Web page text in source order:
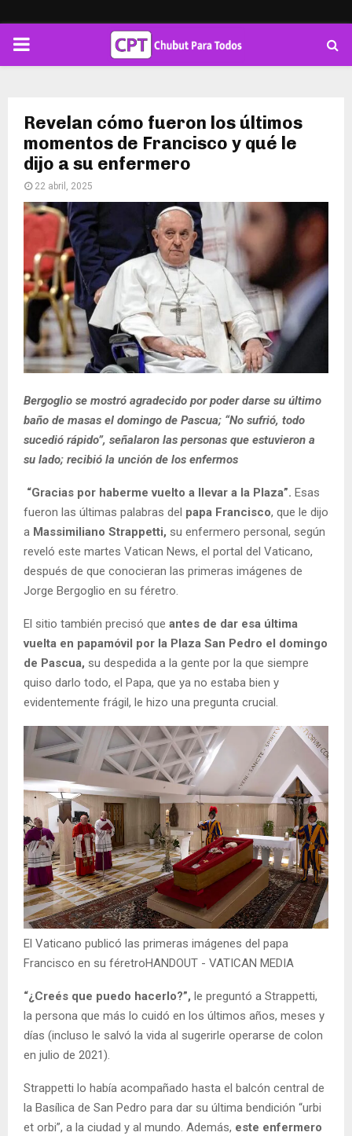
PRIMARY
Revelan cómo fueron los últimos
momentos de Francisco y qué le
dijo a su enfermero
22 abril, 2025
Bergoglio se mostró agradecido por poder darse su último
baño de masas el domingo de Pascua; “No sufrió, todo
sucedió rápido”, señalaron las personas que estuvieron a
su lado; recibió la unción de los enfermos
“Gracias por haberme vuelto a llevar a la Plaza”. Esas
fueron las últimas palabras del papa Francisco, que le dijo
a Massimiliano Strappetti, su enfermero personal, según
reveló este martes Vatican News, el portal del Vaticano,
después de que conocieran las primeras imágenes de
Jorge Bergoglio en su féretro.
El sitio también precisó que antes de dar esa última
vuelta en papamóvil por la Plaza San Pedro el domingo
de Pascua, su despedida a la gente por la que siempre
quiso darlo todo, el Papa, que ya no estaba bien y
evidentemente frágil, le hizo una pregunta crucial.
El Vaticano publicó las primeras imágenes del papa
Francisco en su féretroHANDOUT - VATICAN MEDIA
“¿Creés que puedo hacerlo?”, le preguntó a Strappetti,
la persona que más lo cuidó en los últimos años, meses y
días (incluso le salvó la vida al sugerirle operarse de colon
en julio de 2021).
Strappetti lo había acompañado hasta el balcón central de
la Basílica de San Pedro para dar su última bendición “urbi
et orbi”, a la ciudad y al mundo. Además, este enfermero